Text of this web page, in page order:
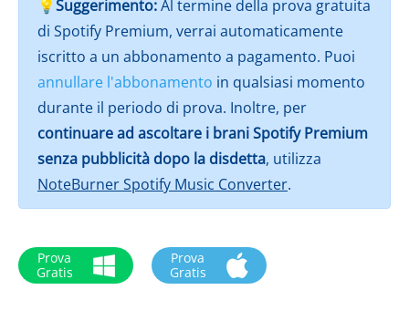
💡Suggerimento:Al termine della prova gratuita
di Spotify Premium, verrai automaticamente
iscritto a un abbonamento a pagamento. Puoi
annullare l'abbonamento in qualsiasi momento
durante il periodo di prova. Inoltre, per
continuare ad ascoltare i brani Spotify Premium
senza pubblicità dopo la disdetta, utilizza
NoteBurner Spotify Music Converter.
Prova
Gratis
Prova
Gratis